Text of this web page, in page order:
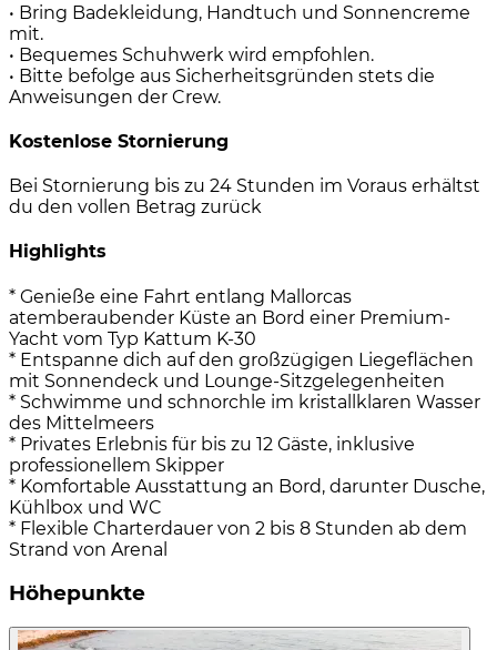
• Bring Badekleidung, Handtuch und Sonnencreme
mit.
• Bequemes Schuhwerk wird empfohlen.
• Bitte befolge aus Sicherheitsgründen stets die
Anweisungen der Crew.
Kostenlose Stornierung
Bei Stornierung bis zu 24 Stunden im Voraus erhältst
du den vollen Betrag zurück
Highlights
* Genieße eine Fahrt entlang Mallorcas
atemberaubender Küste an Bord einer Premium-
Yacht vom Typ Kattum K-30
* Entspanne dich auf den großzügigen Liegeflächen
mit Sonnendeck und Lounge-Sitzgelegenheiten
* Schwimme und schnorchle im kristallklaren Wasser
des Mittelmeers
* Privates Erlebnis für bis zu 12 Gäste, inklusive
professionellem Skipper
* Komfortable Ausstattung an Bord, darunter Dusche,
Kühlbox und WC
* Flexible Charterdauer von 2 bis 8 Stunden ab dem
Strand von Arenal
Höhepunkte